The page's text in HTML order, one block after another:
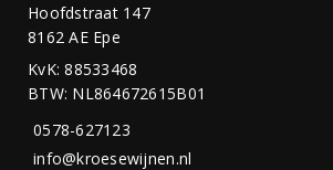
Hoofdstraat 147
8162 AE Epe
KvK: 88533468
BTW: NL864672615B01
0578-627123
info@kroesewijnen.nl